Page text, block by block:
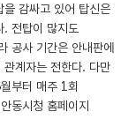
감싸고 있어 탑신은
. 전탑이 많지도
공사 기간은 안내판에
계자는 전한다. 다만
부터 매주 1회
동시청 홈페이지